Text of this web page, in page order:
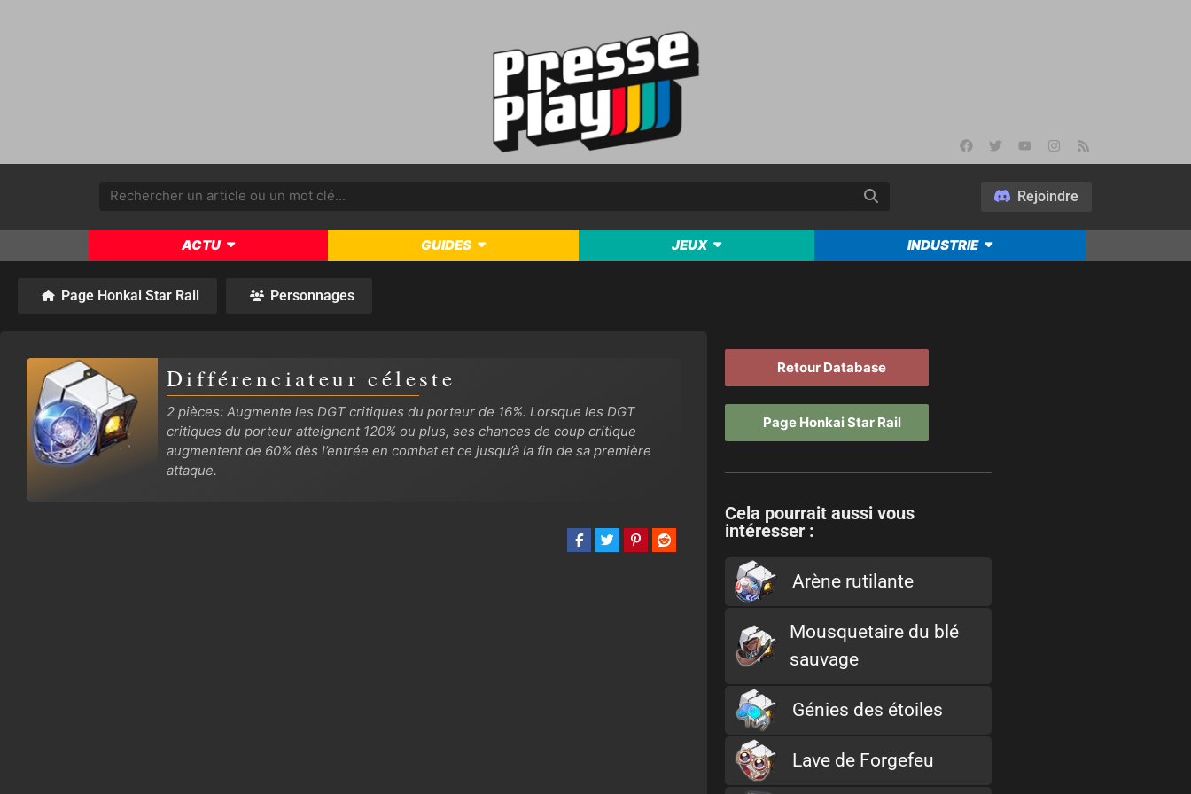
Rejoindre
ACTU GUIDES JEUX INDUSTRIE
Page Honkai Star Rail Personnages
Différenciateur céleste
2 pièces: Augmente les DGT critiques du porteur de 16%. Lorsque les DGT
critiques du porteur atteignent 120% ou plus, ses chances de coup critique
augmentent de 60% dès l’entrée en combat et ce jusqu’à la fin de sa première
attaque.
Retour Database
Page Honkai Star Rail
Cela pourrait aussi vous
intéresser :
Arène rutilante
Mousquetaire du blé
sauvage
Génies des étoiles
Lave de Forgefeu